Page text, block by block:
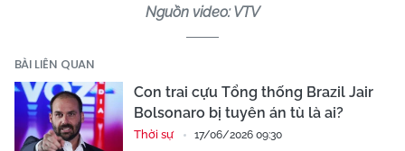
Nguồn video: VTV
BÀI LIÊN QUAN
Con trai cựu Tổng thống Brazil Jair
Bolsonaro bị tuyên án tù là ai?
Thời sự 17/06/2026 09:30